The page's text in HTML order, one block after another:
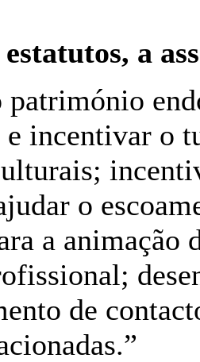
estatutos, a
património
e incentivar o
o
a animação
de